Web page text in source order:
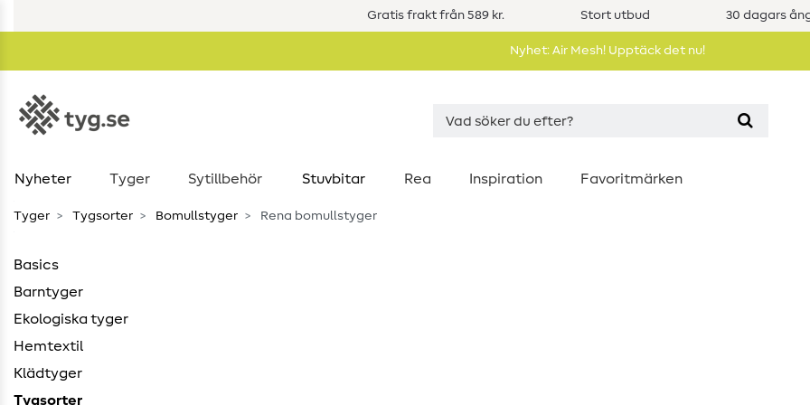
Gratis frakt från 589 kr. Stort utbud 30 dagars
Nyhet: Air Mesh! Upptäck det nu!
Nyheter Tyger Sytillbehör Stuvbitar Rea Inspiration Favoritmärken
Tyger Tygsorter Bomullstyger Rena bomullstyger
Basics
Barntyger
Ekologiska tyger
Hemtextil
Klädtyger
Tygsorter